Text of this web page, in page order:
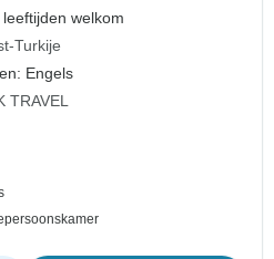
leeftijden welkom
Turkije
Engels
TRAVEL